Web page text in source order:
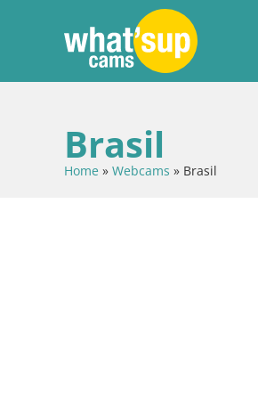
Brasil
Home » Webcams » Brasil